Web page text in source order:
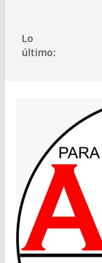
contenido
Lo
último: